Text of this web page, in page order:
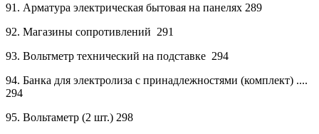
91. Арматура электрическая бытовая на панелях 289
92. Магазины сопротивлений 291
93. Вольтметр технический на подставке 294
94. Банка для электролиза с принадлежностями (комплект) ....
294
95. Вольтаметр (2 шт.) 298